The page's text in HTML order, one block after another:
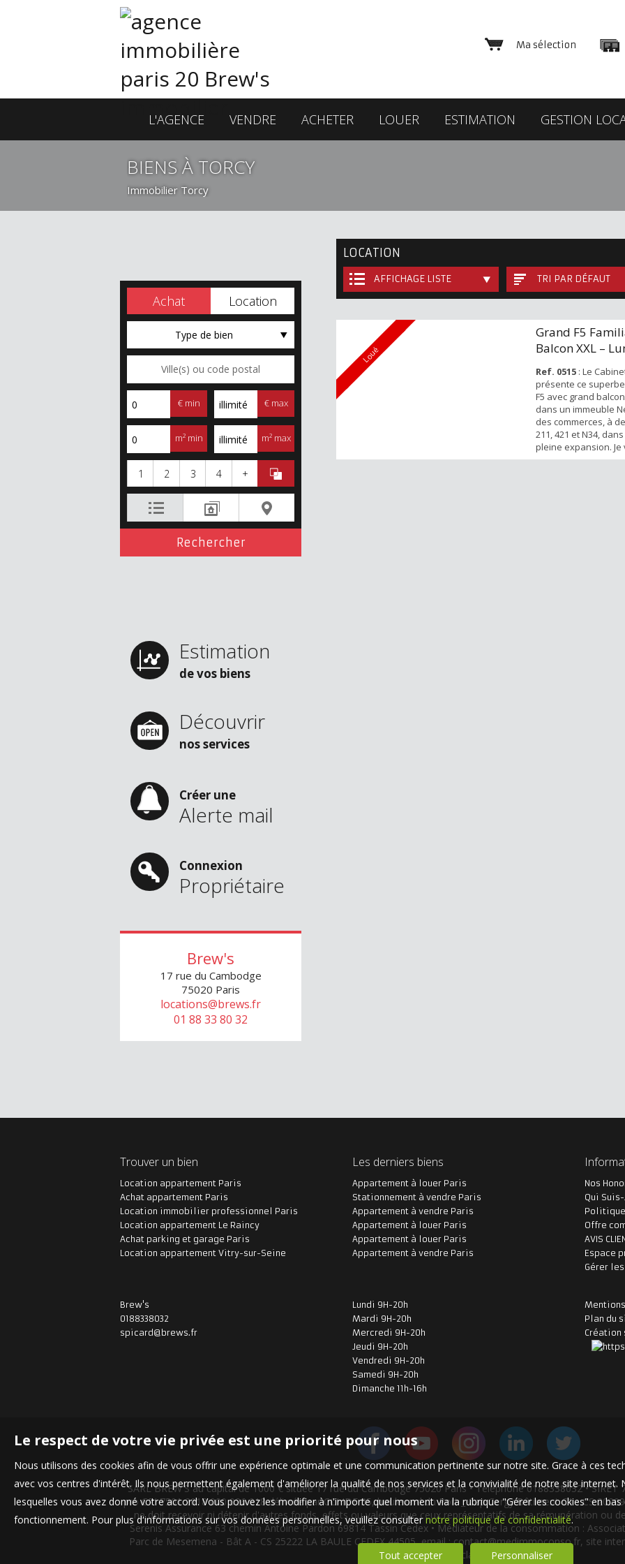
Ma sélection
L'AGENCE VENDRE ACHETER LOUER ESTIMATION GESTION
BIENS À TORCY
Immobilier Torcy
Achat Location
Type de bien
€ min € max
m² min m² max
1 2 3 4 +
Estimation
de vos biens
Découvrir
nos services
Créer une
Alerte mail
Connexion
Propriétaire
Brew's
17 rue du Cambodge
75020 Paris
locations@brews.fr
01 88 33 80 32
LOCATION
AFFICHAGE LISTE TRI PAR DÉFAUT
Loué
Grand F5
Balcon XXL –
Calme & Co...
Ref. 0515 : Le
présente ce
F5 avec grand
dans un immeuble
des commerces, à
211, 421 et N34,
pleine expansion. Je
visionner la vidéo
Trouver un bien
Location appartement Paris
Achat appartement Paris
Location immobilier professionnel Paris
Location appartement Le Raincy
Achat parking et garage Paris
Location appartement Vitry-sur-Seine
Les derniers biens
Appartement à louer Paris
Stationnement à vendre Paris
Appartement à vendre Paris
Appartement à louer Paris
Appartement à louer Paris
Appartement à vendre Paris
Nos
Qui Suis-
Offre
AVIS
Espace
Gérer
Brew's
0188338032
spicard@brews.fr
Lundi 9H-20h
Mardi 9H-20h
Mercredi 9H-20h
Jeudi 9H-20h
Vendredi 9H-20h
Samedi 9H-20h
Dimanche 11h-16h
Plan du
SARL BREW'S au capital de 1000 € située 17 rue du Cambodge 75020 Paris • Téléphone 0188338032 • SIRET
pro CPI 7501 2018 000 026 018 délivrée par CCI IDF 35, boulevard du Port _ Cap Cergy Bâtiment C1 - CS
ne doit recevoir ni détenir d'autres fonds, effets ou valeurs que ceux représentatifs de sa rémunération ou
Serenis Assurance 63 chemin Antoine Pardon 69814 Tassin Cedex • Médiateur de la consommation :
Parc de Mesemena - Bât A - CS 25222 LA BAULE CEDEX 44505, email :contact@medimmoconso.fr, site
une-reclamation
Le respect de votre vie privée est une priorité pour nous
Nous utilisons des cookies afin de vous offrir une expérience optimale et une communication pertinente sur notre site. Grace à ces
avec vos centres d'intérêt. Ils nous permettent également d'améliorer la qualité de nos services et la convivialité de notre site
lesquelles vous avez donné votre accord. Vous pouvez les modifier à n'importe quel moment via la rubrique "Gérer les cookies" en
fonctionnement. Pour plus d'informations sur vos données personnelles, veuillez consulternotre politique de confidentialité.
Tout accepter Personnaliser